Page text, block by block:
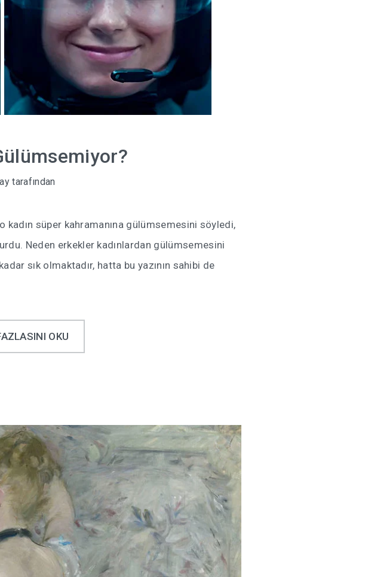
tarafından
süper kahramanına gülümsemesini söyledi,
Neden erkekler kadınlardan gülümsemesini
sık olmaktadır, hatta bu yazının sahibi de
OKU